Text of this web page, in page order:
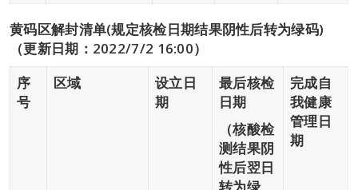
黄码区解封清单(规定核检日期结果阴性后转为绿码)
（更新日期：2022/7/2 16:00）
序
号
区域
设立日
期
最后核检
日期
（核酸检
测结果阴
性后翌日
完成自
我健康
管理日
期